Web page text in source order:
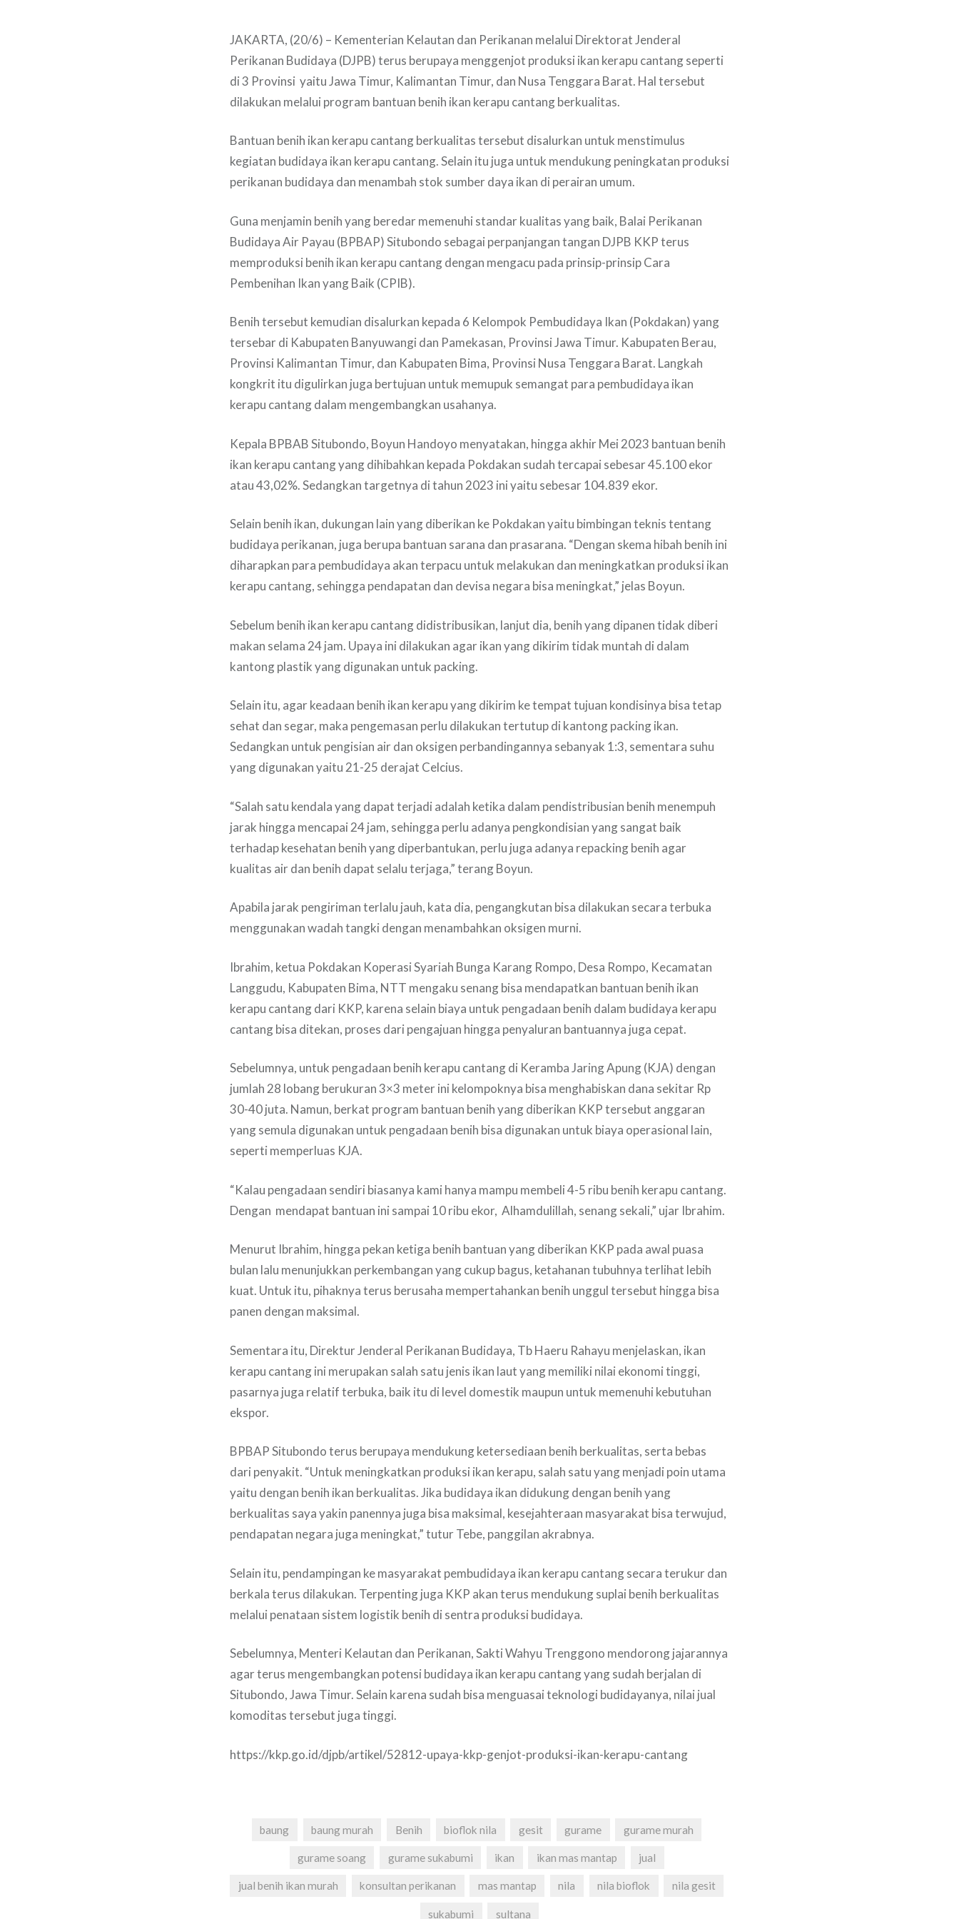
JAKARTA, (20/6) – Kementerian Kelautan dan Perikanan melalui Direktorat Jenderal
Perikanan Budidaya (DJPB) terus berupaya menggenjot produksi ikan kerapu cantang seperti
di 3 Provinsi yaitu Jawa Timur, Kalimantan Timur, dan Nusa Tenggara Barat. Hal tersebut
dilakukan melalui program bantuan benih ikan kerapu cantang berkualitas.
Bantuan benih ikan kerapu cantang berkualitas tersebut disalurkan untuk menstimulus
kegiatan budidaya ikan kerapu cantang. Selain itu juga untuk mendukung peningkatan produksi
perikanan budidaya dan menambah stok sumber daya ikan di perairan umum.
Guna menjamin benih yang beredar memenuhi standar kualitas yang baik, Balai Perikanan
Budidaya Air Payau (BPBAP) Situbondo sebagai perpanjangan tangan DJPB KKP terus
memproduksi benih ikan kerapu cantang dengan mengacu pada prinsip-prinsip Cara
Pembenihan Ikan yang Baik (CPIB).
Benih tersebut kemudian disalurkan kepada 6 Kelompok Pembudidaya Ikan (Pokdakan) yang
tersebar di Kabupaten Banyuwangi dan Pamekasan, Provinsi Jawa Timur. Kabupaten Berau,
Provinsi Kalimantan Timur, dan Kabupaten Bima, Provinsi Nusa Tenggara Barat. Langkah
kongkrit itu digulirkan juga bertujuan untuk memupuk semangat para pembudidaya ikan
kerapu cantang dalam mengembangkan usahanya.
Kepala BPBAB Situbondo, Boyun Handoyo menyatakan, hingga akhir Mei 2023 bantuan benih
ikan kerapu cantang yang dihibahkan kepada Pokdakan sudah tercapai sebesar 45.100 ekor
atau 43,02%. Sedangkan targetnya di tahun 2023 ini yaitu sebesar 104.839 ekor.
Selain benih ikan, dukungan lain yang diberikan ke Pokdakan yaitu bimbingan teknis tentang
budidaya perikanan, juga berupa bantuan sarana dan prasarana. “Dengan skema hibah benih ini
diharapkan para pembudidaya akan terpacu untuk melakukan dan meningkatkan produksi ikan
kerapu cantang, sehingga pendapatan dan devisa negara bisa meningkat,” jelas Boyun.
Sebelum benih ikan kerapu cantang didistribusikan, lanjut dia, benih yang dipanen tidak diberi
makan selama 24 jam. Upaya ini dilakukan agar ikan yang dikirim tidak muntah di dalam
kantong plastik yang digunakan untuk packing.
Selain itu, agar keadaan benih ikan kerapu yang dikirim ke tempat tujuan kondisinya bisa tetap
sehat dan segar, maka pengemasan perlu dilakukan tertutup di kantong packing ikan.
Sedangkan untuk pengisian air dan oksigen perbandingannya sebanyak 1:3, sementara suhu
yang digunakan yaitu 21-25 derajat Celcius.
“Salah satu kendala yang dapat terjadi adalah ketika dalam pendistribusian benih menempuh
jarak hingga mencapai 24 jam, sehingga perlu adanya pengkondisian yang sangat baik
terhadap kesehatan benih yang diperbantukan, perlu juga adanya repacking benih agar
kualitas air dan benih dapat selalu terjaga,” terang Boyun.
Apabila jarak pengiriman terlalu jauh, kata dia, pengangkutan bisa dilakukan secara terbuka
menggunakan wadah tangki dengan menambahkan oksigen murni.
Ibrahim, ketua Pokdakan Koperasi Syariah Bunga Karang Rompo, Desa Rompo, Kecamatan
Langgudu, Kabupaten Bima, NTT mengaku senang bisa mendapatkan bantuan benih ikan
kerapu cantang dari KKP, karena selain biaya untuk pengadaan benih dalam budidaya kerapu
cantang bisa ditekan, proses dari pengajuan hingga penyaluran bantuannya juga cepat.
Sebelumnya, untuk pengadaan benih kerapu cantang di Keramba Jaring Apung (KJA) dengan
jumlah 28 lobang berukuran 3×3 meter ini kelompoknya bisa menghabiskan dana sekitar Rp
30-40 juta. Namun, berkat program bantuan benih yang diberikan KKP tersebut anggaran
yang semula digunakan untuk pengadaan benih bisa digunakan untuk biaya operasional lain,
seperti memperluas KJA.
“Kalau pengadaan sendiri biasanya kami hanya mampu membeli 4-5 ribu benih kerapu cantang.
Dengan mendapat bantuan ini sampai 10 ribu ekor, Alhamdulillah, senang sekali,” ujar Ibrahim.
Menurut Ibrahim, hingga pekan ketiga benih bantuan yang diberikan KKP pada awal puasa
bulan lalu menunjukkan perkembangan yang cukup bagus, ketahanan tubuhnya terlihat lebih
kuat. Untuk itu, pihaknya terus berusaha mempertahankan benih unggul tersebut hingga bisa
panen dengan maksimal.
Sementara itu, Direktur Jenderal Perikanan Budidaya, Tb Haeru Rahayu menjelaskan, ikan
kerapu cantang ini merupakan salah satu jenis ikan laut yang memiliki nilai ekonomi tinggi,
pasarnya juga relatif terbuka, baik itu di level domestik maupun untuk memenuhi kebutuhan
ekspor.
BPBAP Situbondo terus berupaya mendukung ketersediaan benih berkualitas, serta bebas
dari penyakit. “Untuk meningkatkan produksi ikan kerapu, salah satu yang menjadi poin utama
yaitu dengan benih ikan berkualitas. Jika budidaya ikan didukung dengan benih yang
berkualitas saya yakin panennya juga bisa maksimal, kesejahteraan masyarakat bisa terwujud,
pendapatan negara juga meningkat,” tutur Tebe, panggilan akrabnya.
Selain itu, pendampingan ke masyarakat pembudidaya ikan kerapu cantang secara terukur dan
berkala terus dilakukan. Terpenting juga KKP akan terus mendukung suplai benih berkualitas
melalui penataan sistem logistik benih di sentra produksi budidaya.
Sebelumnya, Menteri Kelautan dan Perikanan, Sakti Wahyu Trenggono mendorong jajarannya
agar terus mengembangkan potensi budidaya ikan kerapu cantang yang sudah berjalan di
Situbondo, Jawa Timur. Selain karena sudah bisa menguasai teknologi budidayanya, nilai jual
komoditas tersebut juga tinggi.
https://kkp.go.id/djpb/artikel/52812-upaya-kkp-genjot-produksi-ikan-kerapu-cantang
baung baung murah Benih bioflok nila gesit gurame gurame murah
gurame soang gurame sukabumi ikan ikan mas mantap jual
jual benih ikan murah konsultan perikanan mas mantap nila nila bioflok nila gesit
sukabumi sultana